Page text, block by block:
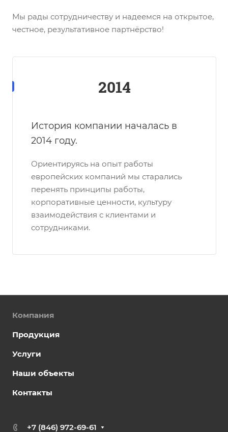
Мы рады сотрудничеству и надеемся на открытое,
честное, результативное партнёрство!
2014
История компании началась в
2014 году.
Ориентируясь на опыт работы
европейских компаний мы старались
перенять принципы работы,
корпоративные ценности, культуру
взаимодействия с клиентами и
сотрудниками.
Компания
Продукция
Услуги
Наши объекты
Контакты
+7 (846) 972-69-61